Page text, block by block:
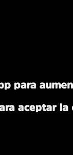
para
aceptar la